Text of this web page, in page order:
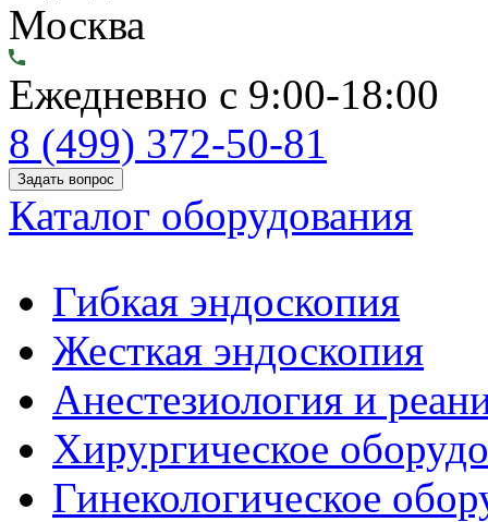
Москва
Ежедневно с 9:00-18:00
8 (499) 372-50-81
Задать вопрос
Каталог оборудования
Гибкая эндоскопия
Жесткая эндоскопия
Анестезиология и
Хирургическое
Гинекологическое